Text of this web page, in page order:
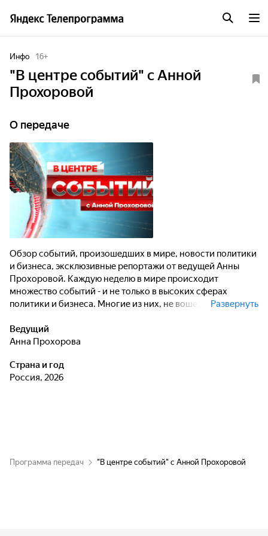
Инфо 16+
"В центре событий" с Анной
Прохоровой
О передаче
Обзор событий, произошедших в мире, новости политики
и бизнеса, эксклюзивные репортажи от ведущей Анны
Прохоровой. Каждую неделю в мире происходит
множество событий - и не только в высоких сферах
политики и бизнеса. Многие из них, не вошедшие в
интересными и полезными для зрителей.
Развернуть
Ведущий
Анна Прохорова
Страна и год
Россия, 2026
Программа передач "В центре событий" с Анной Прохоровой